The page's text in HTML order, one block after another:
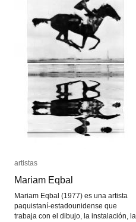
artistas
Mariam Eqbal
Mariam Eqbal (1977) es una artista
paquistaní-estadounidense que
trabaja con el dibujo, la instalación, la
artistas
Mariam Eqbal